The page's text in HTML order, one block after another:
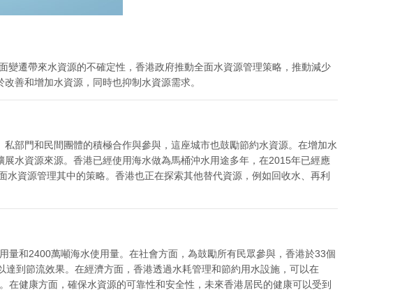
遷帶來水資源的不確定性，香港政府推動全面水資源管理策略，推動減少
善和增加水資源，同時也抑制水資源需求。
部門和民間團體的積極合作與參與，這座城市也鼓勵節約水資源。在增加水
水資源來源。香港已經使用海水做為馬桶沖水用途多年，在2015年已經應
資源管理其中的策略。香港也正在探索其他替代資源，例如回收水、再利
和2400萬噸海水使用量。在社會方面，為鼓勵所有民眾參與，香港於33個
到節流效果。在經濟方面，香港透過水耗管理和節約用水設施，可以在
健康方面，確保水資源的可靠性和安全性，未來香港居民的健康可以受到